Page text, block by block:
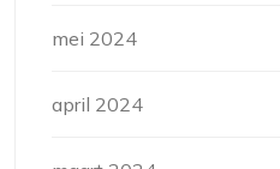
mei 2024
april 2024